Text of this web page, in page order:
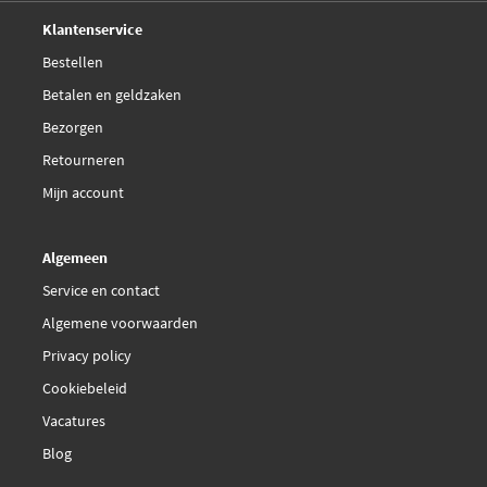
Klantenservice
Bestellen
Betalen en geldzaken
Bezorgen
Retourneren
Mijn account
Algemeen
Service en contact
Algemene voorwaarden
Privacy policy
Cookiebeleid
Vacatures
Blog